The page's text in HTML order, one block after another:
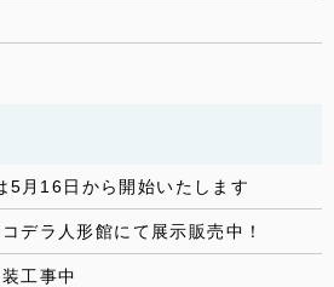
5月16日から開始いたします
デラ人形館にて展示販売中！
工事中